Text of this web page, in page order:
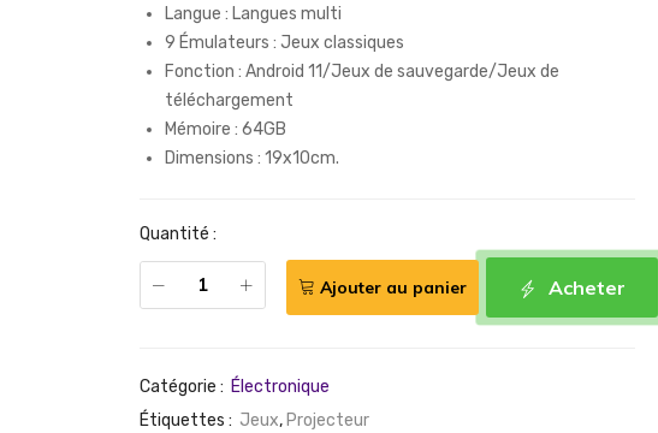
Langue : Langues multi
9 Émulateurs : Jeux classiques
Fonction : Android 11/Jeux de sauvegarde/Jeux de
téléchargement
Mémoire : 64GB
Dimensions : 19x10cm.
Quantité :
Acheter
Ajouter au panier
Catégorie : Électronique
Étiquettes : Jeux, Projecteur